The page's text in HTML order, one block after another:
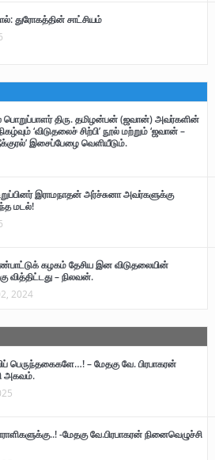
துரோகத்தின் சாட்சியம்
பொறுப்பாளர் திரு. தமிழன்பன் (ஜவான்) அவர்களின்
‘விடுதலைச் சிற்பி’ நூல் மற்றும் ‘ஜவான் –
இசைப்பேழை வெளியீடும்.
இராமநாதன் அர்ச்சுனா அவர்களுக்கு
மடல்!
கழகம் தேசிய இன விடுதலையின்
வித்திட்டது – நிலவன்.
2024
பெருந்தகைகளே…! – மேதகு வே. பிரபாகரன்
அகவம்.
-மேதகு வே.பிரபாகரன் நினைவெழுச்சி